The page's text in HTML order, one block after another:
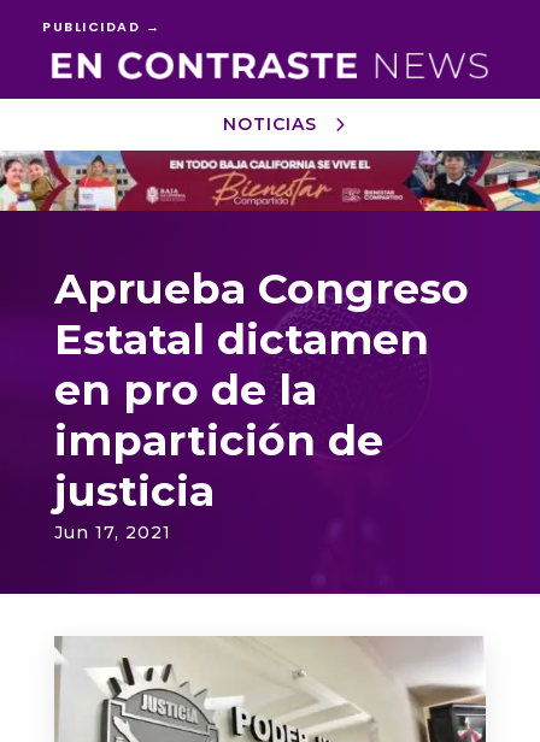
PUBLICIDAD →
NOTICIAS
Reproductor
de
vídeo
Aprueba Congreso
Estatal dictamen
en pro de la
impartición de
justicia
Jun 17, 2021